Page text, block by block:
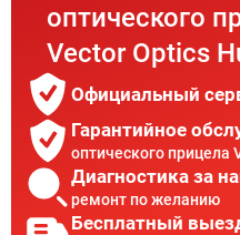
оптического
Vector Optics
Официальный
Гарантийное
оптического прицела
Диагностика за
ремонт по желанию
Бесплатный